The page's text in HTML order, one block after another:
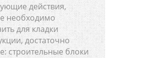
действия,
необходимо
для кладки
достаточно
строительные блоки